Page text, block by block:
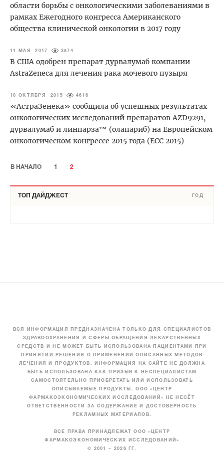
области борьбы с онкологическими заболеваниями в
рамках Ежегодного конгресса Американского
общества клинической онкологии в 2017 году
11 МАЯ 2017 3874
В США одобрен препарат дурвалумаб компании
AstraZeneca для лечения рака мочевого пузыря
10 ОКТЯБРЯ 2015 4616
«АстраЗенека» сообщила об успешных результатах
онкологических исследований препаратов AZD9291,
дурвалумаб и линпарза™ (олапариб) на Европейском
онкологическом конгрессе 2015 года (ECC 2015)
В НАЧАЛО 1 2
ТОП ДАЙДЖЕСТ ГОД
ВСЯ ИНФОРМАЦИЯ ПРЕДНАЗНАЧЕНА ТОЛЬКО ДЛЯ СПЕЦИАЛИСТОВ
ЗДРАВООХРАНЕНИЯ И СФЕРЫ ОБРАЩЕНИЯ ЛЕКАРСТВЕННЫХ
СРЕДСТВ И НЕ МОЖЕТ БЫТЬ ИСПОЛЬЗОВАНА ПАЦИЕНТАМИ ПРИ
ПРИНЯТИИ РЕШЕНИЯ О ПРИМЕНЕНИИ ОПИСАННЫХ МЕТОДОВ
ЛЕЧЕНИЯ И ПРОДУКТОВ. ИНФОРМАЦИЯ НА САЙТЕ НЕ ДОЛЖНА
БЫТЬ ИСПОЛЬЗОВАНА КАК ПРИЗЫВ К НЕСПЕЦИАЛИСТАМ
САМОСТОЯТЕЛЬНО ПРИОБРЕТАТЬ ИЛИ ИСПОЛЬЗОВАТЬ
ОПИСЫВАЕМЫЕ ПРОДУКТЫ. ООО «ЦЕНТР
ФАРМАКОЭКОНОМИЧЕСКИХ ИССЛЕДОВАНИЙ» НЕ НЕСЁТ
ОТВЕТСТВЕННОСТИ ЗА СОДЕРЖАНИЕ И ДОСТОВЕРНОСТЬ
РЕКЛАМНЫХ МАТЕРИАЛОВ.
ВСЕ ПРАВА ПРИНАДЛЕЖАТ ООО «ЦЕНТР
ФАРМАКОЭКОНОМИЧЕСКИХ ИССЛЕДОВАНИЙ»
© 2001 – 2026 ГГ.